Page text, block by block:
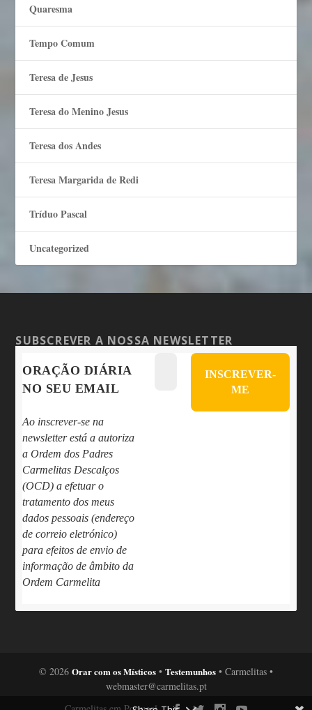
Quaresma
Tempo Comum
Teresa de Jesus
Teresa do Menino Jesus
Teresa dos Andes
Teresa Margarida de Redi
Tríduo Pascal
Uncategorized
SUBSCREVER A NOSSA NEWSLETTER
ORAÇÃO DIÁRIA
NO SEU EMAIL
Ao inscrever-se na
newsletter está a autoriza
a Ordem dos Padres
Carmelitas Descalços
(OCD) a efetuar o
tratamento dos meus
dados pessoais (endereço
de correio eletrónico)
para efeitos de envio de
informação de âmbito da
Ordem Carmelita
© 2026 Orar com os Místicos • Testemunhos • Carmelitas •
webmaster@carmelitas.pt